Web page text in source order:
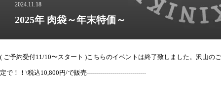
2024.11.18
2025年 肉袋～年末特価～
( ご予約受付11/10〜スタート )こちらのイベントは終了致しました。沢山のご注文有難うございました。総額15,000円が↓↓↓↓↓年末年始限
定で！！\税込10,800円/で販売------------------------------